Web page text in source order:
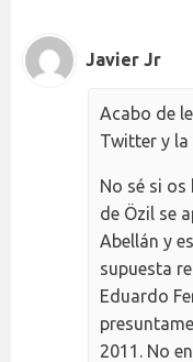
Javier Jr
Acabo de
Twitter y la
No sé si os
de Özil se
Abellán y
supuesta
Eduardo
2011. No